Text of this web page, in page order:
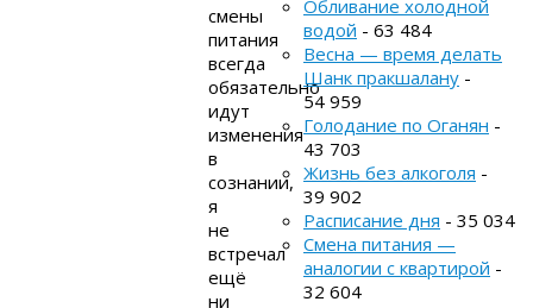
смены
питания
всегда
обязательно
идут
изменения
в
сознании,
я
не
встречал
ещё
ни
Обливание холодной
водой - 63 484
Весна — время делать
Шанк пракшалану -
54 959
Голодание по Оганян -
43 703
Жизнь без алкоголя -
39 902
Расписание дня - 35 034
Смена питания —
аналогии с квартирой -
32 604